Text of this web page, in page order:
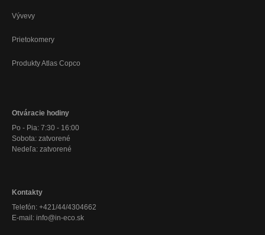
Vývevy
Prietokomery
Produkty Atlas Copco
Otváracie hodiny
Po - Pia: 7:30 - 16:00
Sobota: zatvorené
Nedeľa: zatvorené
Kontakty
Telefón: +421/44/4304662
E-mail: info@in-eco.sk